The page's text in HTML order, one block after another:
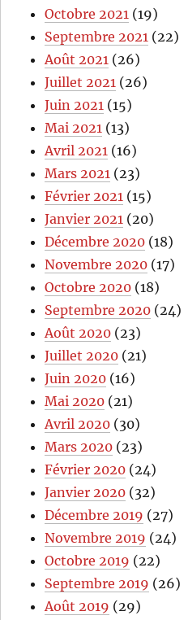
Octobre 2021 (19)
Septembre 2021 (22)
Août 2021 (26)
Juillet 2021 (26)
Juin 2021 (15)
Mai 2021 (13)
Avril 2021 (16)
Mars 2021 (23)
Février 2021 (15)
Janvier 2021 (20)
Décembre 2020 (18)
Novembre 2020 (17)
Octobre 2020 (18)
Septembre 2020 (24)
Août 2020 (23)
Juillet 2020 (21)
Juin 2020 (16)
Mai 2020 (21)
Avril 2020 (30)
Mars 2020 (23)
Février 2020 (24)
Janvier 2020 (32)
Décembre 2019 (27)
Novembre 2019 (24)
Octobre 2019 (22)
Septembre 2019 (26)
Août 2019 (29)